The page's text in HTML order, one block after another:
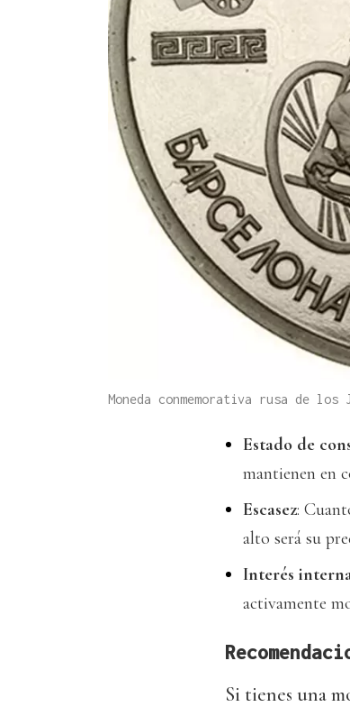
Moneda conmemorativa rusa de los
Estado de
mantienen en
Escasez:
alto será su
Interés
activamente
Si tienes una